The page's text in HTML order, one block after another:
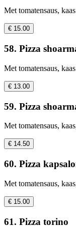
Met tomatensaus,
€ 15.00
58. Pizza
Met tomatensaus,
€ 13.00
59. Pizza
Met tomatensaus,
€ 14.50
60. Pizza
Met tomatensaus,
€ 15.00
61. Pizza torino